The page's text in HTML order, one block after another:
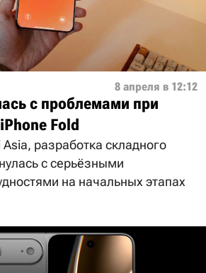
8 апреля в 12:12
с проблемами при
Fold
разработка складного
с серьёзными
на начальных этапах